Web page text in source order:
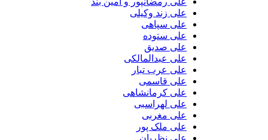
علی زند وکیلی
علی سپاهی
علی ستوده
علی صدیق
علی عبدالمالکی
علی عرب تبار
علی قاسمی
علی کرمانشاهی
علی لهراسبی
علی مغربی
علی ملک پور